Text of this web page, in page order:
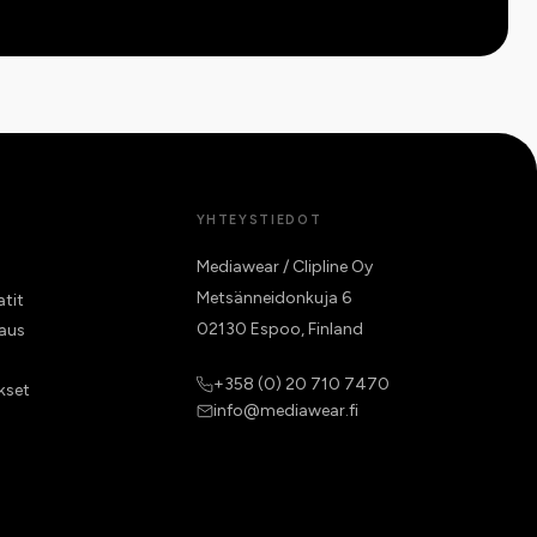
YHTEYSTIEDOT
Mediawear / Clipline Oy
Metsänneidonkuja 6
02130 Espoo, Finland
+358 (0) 20 710 7470
info@mediawear.fi